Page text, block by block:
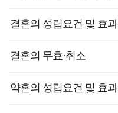
결혼의 성립요건 및 효과
결혼의 무효·취소
약혼의 성립요건 및 효과